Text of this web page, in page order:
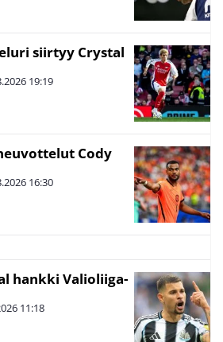
siirtyy Crystal
19:19
Cody
16:30
hankki Valioliiga-
11:18